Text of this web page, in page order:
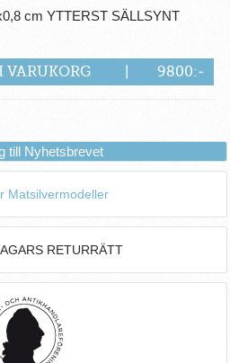
cm YTTERST SÄLLSYNT
VARUKORG
9800:-
till Nyhetsbrevet
Matsilvermodeller
RETURRÄTT